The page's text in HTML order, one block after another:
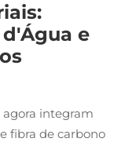
e
integram
fibra de carbono